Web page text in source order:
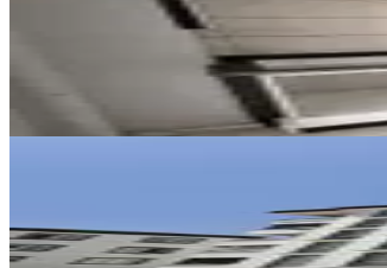
Dulkadiroğlu, Ballıca
2+1·95 m²·4. Kat·
15.000 ₺
Dulkadiroğlu,
2+1·100 m²·3. Kat·